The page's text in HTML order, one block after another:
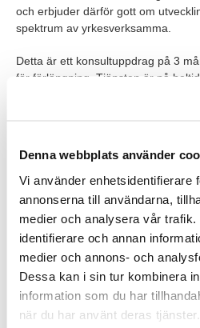
Denna webbplats använder
Vi använder enhetsidentifierare
annonserna till användarna,
medier och analysera vår
identifierare och annan
medier och annons- och
Dessa kan i sin tur kombinera
information som du har
när du har använt deras tjänster.
och erbjuder därför gott om
spektrum av yrkesverksamma.
Detta är ett konsultuppdrag på 3
för förlängning. Tjänsten är på
Uppdraget ingår i vår
kollektivavtalets villkor för
tjänstepension och semester.
Våra förväntningar
Du ska trivas med partners på alla
olika tidszoner och med människor
erfarenhet av att koordinera